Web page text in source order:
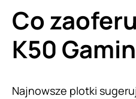
Co
K50
Najnowsze plotki